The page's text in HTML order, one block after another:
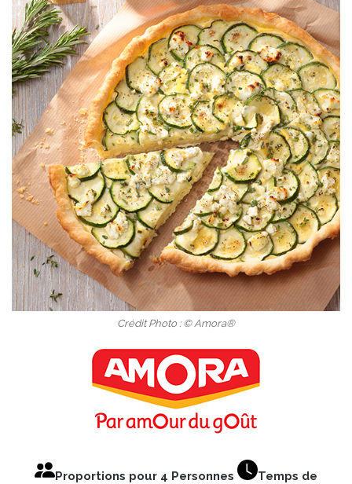
Crédit Photo : © Amora®
Proportions pour 4 Personnes
Temps de